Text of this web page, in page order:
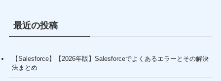
最近の投稿
【Salesforce】【2026年版】Salesforceでよくあるエラーとその解決
法まとめ